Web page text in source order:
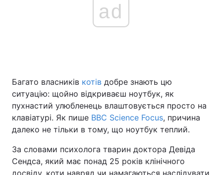
ad
Багато власників котів добре знають цю
ситуацію: щойно відкриваєш ноутбук, як
пухнастий улюбленець влаштовується просто на
клавіатурі. Як пише BBC Science Focus, причина
далеко не тільки в тому, що ноутбук теплий.
За словами психолога тварин доктора Девіда
Сендса, який має понад 25 років клінічного
досвіду, коти навряд чи намагаються наслідувати